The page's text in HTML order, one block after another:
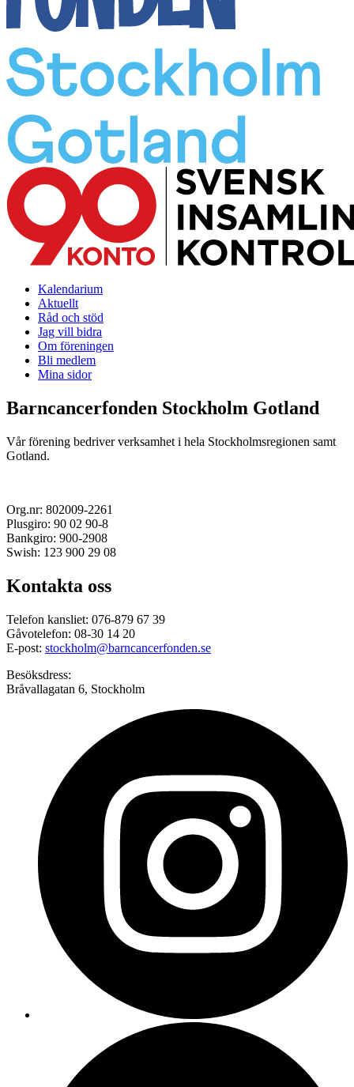
Kalendarium
Aktuellt
Råd och stöd
Jag vill bidra
Om föreningen
Bli medlem
Mina sidor
Barncancerfonden Stockholm Gotland
Vår förening bedriver verksamhet i hela Stockholmsregionen samt
Gotland.
Org.nr: 802009-2261
Plusgiro: 90 02 90-8
Bankgiro: 900-2908
Swish: 123 900 29 08
Kontakta oss
Telefon kansliet: 076-879 67 39
Gåvotelefon: 08-30 14 20
E-post: stockholm@barncancerfonden.se
Besöksdress:
Bråvallagatan 6, Stockholm